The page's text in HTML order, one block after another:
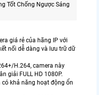
Tốt Chống Ngược Sáng
giá rẻ của hãng IP với
nối dễ dàng và lưu trữ dữ
H.264, camera này
giải FULL HD 1080P.
khả năng hoạt động ổn